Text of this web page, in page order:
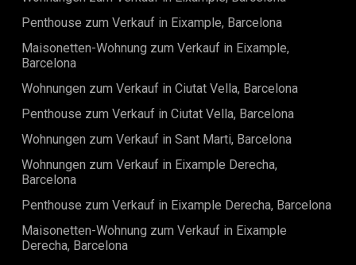
finden Sie einen kleinen begehbaren Kleiderschrank.
Danach kommt das eigentliche Schlafzimmer. Das
in dieser Anzeige gehören zur Ausstellung-Wohnung, aber
alle Wohnungen werden das gleiche Design
haben.Entdecken Sie das Außergewöhnliche in unserer
Auswahl an Immobilien in Barcelona.Der BornDas Born
Viertel ist Teil der Altstadt von Barcelona. Es bietet
verschiedene Geschäfte und Boutiquen, lokale und
Viertel eine unglaubliche Atmosphäre verleihen.Die Gegend
eignet sich perfekt, um eine Pause von den
kosmopolitischen Teilen Barcelonas einzulegen und sich
auf einem der schönen Plätze zu entspannen. Die Lage des
Born Viertels ist zentral und grenzt an das Gotische Viertel,
den Parc de la Ciutadella, das Eixample Viertel und den
Penthouse zum Verkauf in Eixample, Barcelona
Maisonetten-Wohnung zum Verkauf in Eixample,
Barcelona
Wohnungen zum Verkauf in Ciutat Vella, Barcelona
Penthouse zum Verkauf in Ciutat Vella, Barcelona
Wohnungen zum Verkauf in Sant Marti, Barcelona
Wohnungen zum Verkauf in Eixample Derecha,
Barcelona
Penthouse zum Verkauf in Eixample Derecha, Barcelona
Maisonetten-Wohnung zum Verkauf in Eixample
Derecha, Barcelona